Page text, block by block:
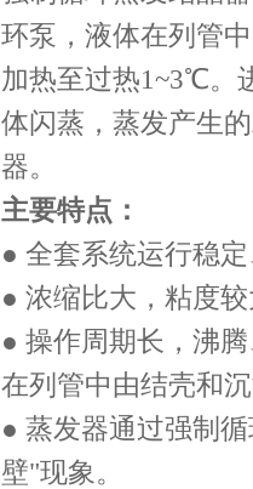
环泵，液体在列管
加热至过热1~3℃。
体闪蒸，蒸发产生
器。
主要特点：
● 全套系统运行稳
● 浓缩比大，粘度
● 操作周期长，沸
在列管中由结壳和
● 蒸发器通过强制
壁"现象。